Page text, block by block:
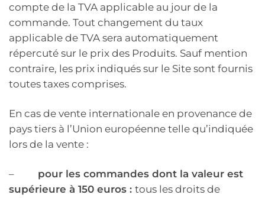
compte de la TVA applicable au jour de la
commande. Tout changement du taux
applicable de TVA sera automatiquement
répercuté sur le prix des Produits. Sauf mention
contraire, les prix indiqués sur le Site sont fournis
toutes taxes comprises.
En cas de vente internationale en provenance de
pays tiers à l’Union européenne telle qu’indiquée
lors de la vente :
– pour les commandes dont la valeur est
supérieure à 150 euros : tous les droits de